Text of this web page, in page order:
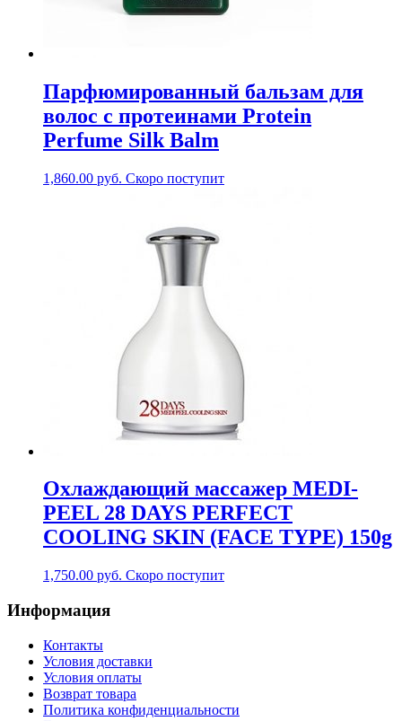
Парфюмированный бальзам для
волос с протеинами Protein
Perfume Silk Balm
1,860.00 руб. Скоро поступит
Охлаждающий массажер MEDI-
PEEL 28 DAYS PERFECT
COOLING SKIN (FACE TYPE) 150g
1,750.00 руб. Скоро поступит
Информация
Контакты
Условия доставки
Условия оплаты
Возврат товара
Политика конфиденциальности